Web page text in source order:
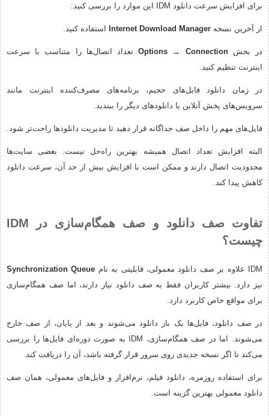
برای افزایش سرعت دانلود IDM این موارد را بررسی کنید:
از آخرین نسخه Internet Download Manager استفاده کنید.
در بخشOptions → Connectionتعداد اتصال‌ها را متناسب با سرعت
اینترنت تنظیم کنید.
در زمان دانلود فایل‌های حجیم، برنامه‌های مصرف‌کننده اینترنت مانند
سرویس‌های پخش آنلاین یا دانلودهای دیگر را ببندید.
فایل‌های مهم را داخل صف جداگانه قرار دهید تا مدیریت دانلودها راحت‌تر شود.
البته افزایش تعداد اتصال همیشه بهترین راه‌حل نیست. بعضی سایت‌ها
محدودیت اتصال دارند و ممکن است با افزایش بیش از حد آن، سرعت دانلود
کاهش پیدا کند.
تفاوت صف دانلود و صف همگام‌سازی در IDM
چیست؟
IDM علاوه بر صف دانلود معمولی، قابلیتی به نام
Synchronization Queue
نیز دارد. بیشتر کاربران فقط به صف دانلود نیاز دارند، اما صف همگام‌سازی
برای مواقع خاص کاربرد دارد.
در صف دانلود، فایل‌ها یک بار دانلود می‌شوند و بعد از پایان، از صف خارج
می‌شوند. اما در صف همگام‌سازی، IDM به صورت دوره‌ای فایل‌ها را بررسی
می‌کند تا اگر نسخه جدیدی روی سرور قرار گرفته باشد، آن را دریافت کند.
برای استفاده روزمره، دانلود فیلم، نرم‌افزار و فایل‌های معمولی، همان صف
دانلود معمولی بهترین گزینه است.